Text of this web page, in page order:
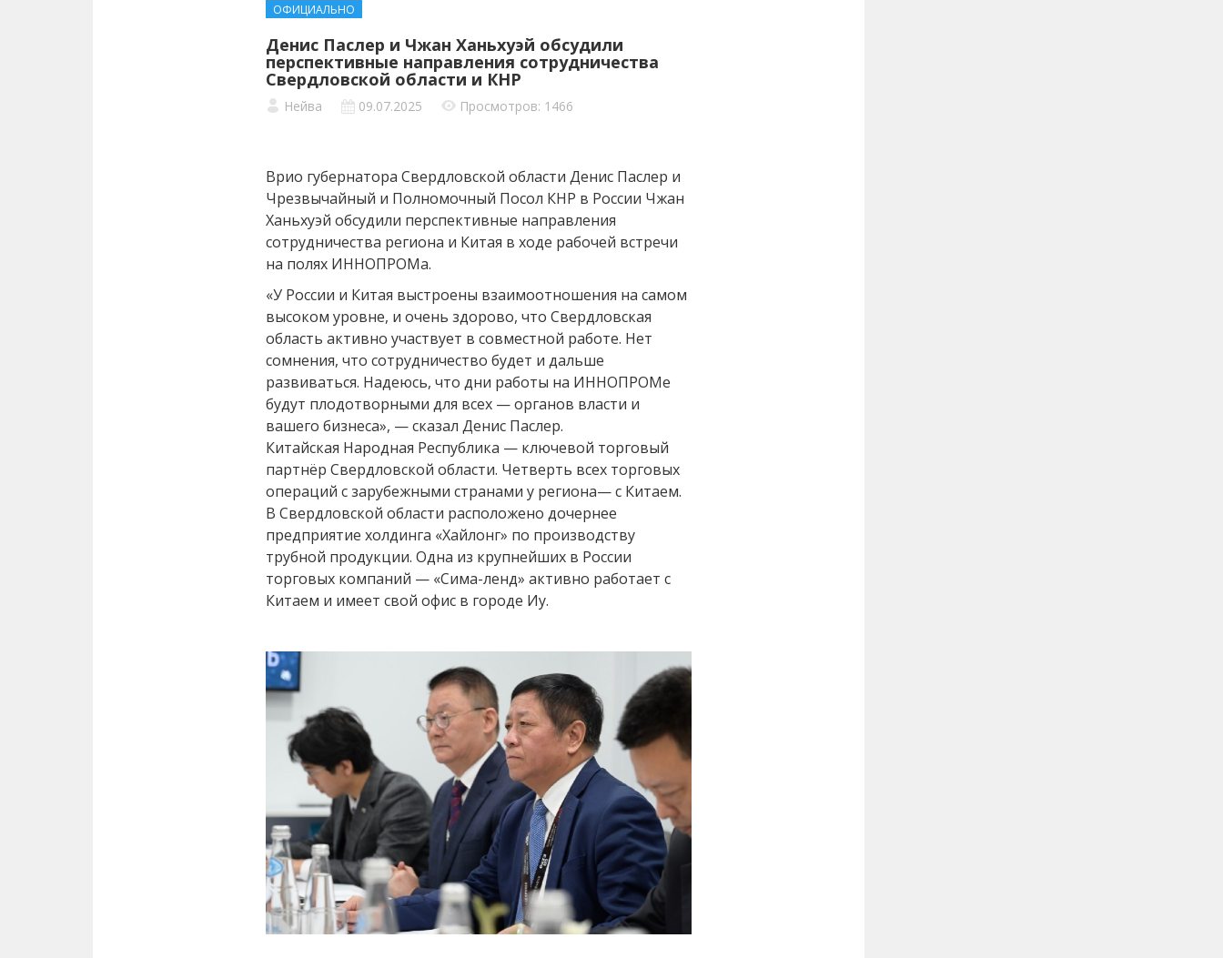
ОФИЦИАЛЬНО
Денис Паслер и Чжан Ханьхуэй обсудили
перспективные направления сотрудничества
Свердловской области и КНР
Нейва 09.07.2025 Просмотров: 1466
Врио губернатора Свердловской области Денис Паслер и
Чрезвычайный и Полномочный Посол КНР в России Чжан
Ханьхуэй обсудили перспективные направления
сотрудничества региона и Китая в ходе рабочей встречи
на полях ИННОПРОМа.
«У России и Китая выстроены взаимоотношения на самом
высоком уровне, и очень здорово, что Свердловская
область активно участвует в совместной работе. Нет
сомнения, что сотрудничество будет и дальше
развиваться. Надеюсь, что дни работы на ИННОПРОМе
будут плодотворными для всех — органов власти и
вашего бизнеса», — сказал Денис Паслер.
Китайская Народная Республика — ключевой торговый
партнёр Свердловской области. Четверть всех торговых
операций с зарубежными странами у региона— с Китаем.
В Свердловской области расположено дочернее
предприятие холдинга «Хайлонг» по производству
трубной продукции. Одна из крупнейших в России
торговых компаний — «Сима-ленд» активно работает с
Китаем и имеет свой офис в городе Иу.